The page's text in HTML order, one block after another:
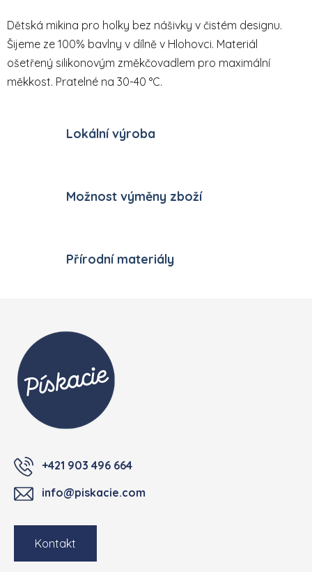
Dětská mikina pro holky bez nášivky v čistém designu.
Šijeme ze 100% bavlny v dílně v Hlohovci. Materiál
ošetřený silikonovým změkčovadlem pro maximální
měkkost. Pratelné na 30-40 °C.
Lokální výroba
Možnost výměny zboží
Přírodní materiály
+421 903 496 664
info@piskacie.com
Kontakt